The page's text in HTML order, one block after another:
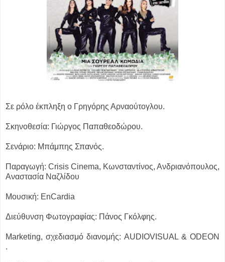
Σε ρόλο έκπληξη ο Γρηγόρης Αρναούτογλου.
Σκηνοθεσία: Γιώργος Παπαθεοδώρου.
Σενάριο: Μπάμπης Σπανός.
Παραγωγή: Crisis Cinema, Κωνσταντίνος, Ανδριανόπουλος,
Αναστασία Ναζλίδου
Μουσική: EnCardia
Διεύθυνση Φωτογραφίας: Πάνος Γκόλφης.
Marketing, σχεδιασμό διανομής: AUDIOVISUAL & ODEON
.